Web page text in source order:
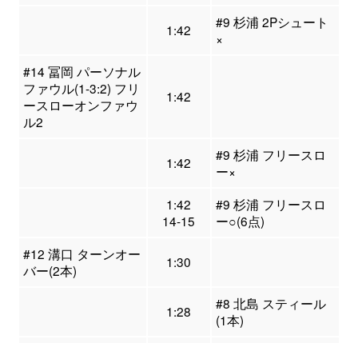
1:42
#9 杉浦 2Pシュート
×
#14 冨岡 パーソナル
ファウル(1-3:2) フリ
ースローオンファウ
ル2
1:42
1:42
#9 杉浦 フリースロ
ー×
1:42
14-15
#9 杉浦 フリースロ
ー○(6点)
#12 溝口 ターンオー
バー(2本)
1:30
1:28
#8 北島 スティール
(1本)